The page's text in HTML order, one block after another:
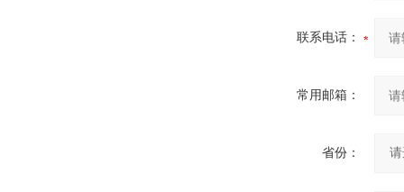
联系电话：
常用邮箱：
省份：